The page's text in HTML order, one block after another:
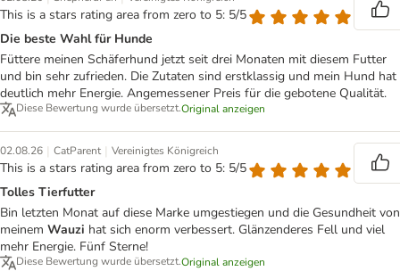
This is a stars rating area from zero to 5: 5/5
Die beste Wahl für Hunde
Füttere meinen Schäferhund jetzt seit drei Monaten mit diesem Futter
und bin sehr zufrieden. Die Zutaten sind erstklassig und mein Hund hat
deutlich mehr Energie. Angemessener Preis für die gebotene Qualität.
Diese Bewertung wurde übersetzt.Original anzeigen
02.08.26 | CatParent | Vereinigtes Königreich
This is a stars rating area from zero to 5: 5/5
Tolles Tierfutter
Bin letzten Monat auf diese Marke umgestiegen und die Gesundheit von
meinem Wauzi hat sich enorm verbessert. Glänzenderes Fell und viel
mehr Energie. Fünf Sterne!
Diese Bewertung wurde übersetzt.Original anzeigen